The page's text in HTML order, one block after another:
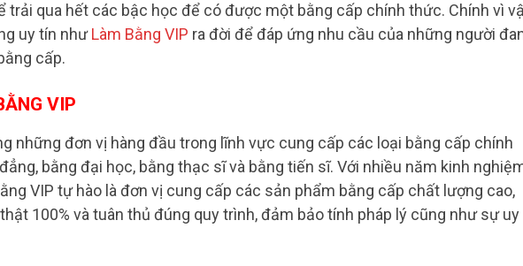
trải qua hết các bậc học để có được một bằng cấp chính thức. Chính vì
uy tín nhưLàm Bằng VIP ra đời để đáp ứng nhu cầu của những người
cấp.
VIP
những đơn vị hàng đầu trong lĩnh vực cung cấp các loại bằng cấp chính
bằng đại học, bằng thạc sĩ và bằng tiến sĩ. Với nhiều năm kinh
VIP tự hào là đơn vị cung cấp các sản phẩm bằng cấp chất lượng cao,
100% và tuân thủ đúng quy trình, đảm bảo tính pháp lý cũng như sự uy